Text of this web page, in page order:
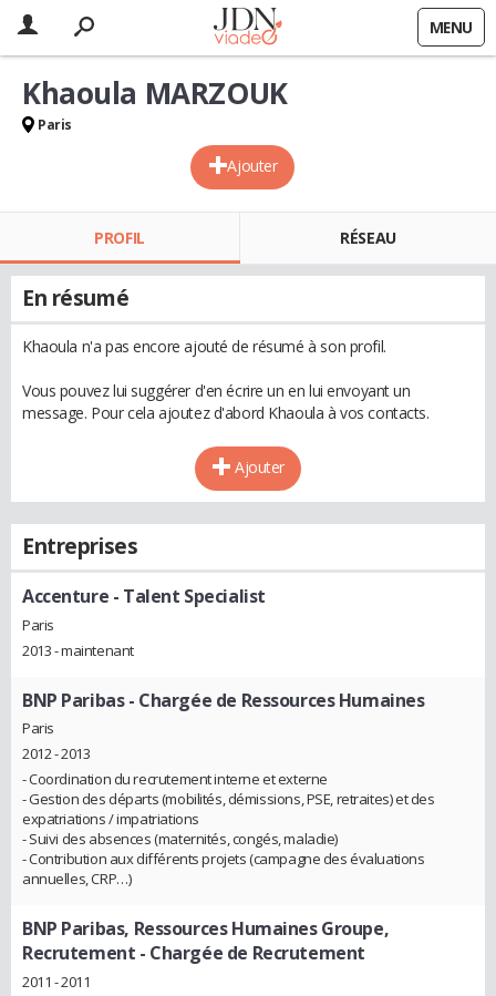
MENU
Ajouter
Khaoula MARZOUK
Paris
PROFIL RÉSEAU
En résumé
Khaoula n'a pas encore ajouté de résumé à son profil.
Vous pouvez lui suggérer d'en écrire un en lui envoyant un
message. Pour cela ajoutez d'abord Khaoula à vos contacts.
Ajouter
Entreprises
Accenture - Talent Specialist
Paris
2013 - maintenant
BNP Paribas- Chargée de Ressources Humaines
Paris
2012 - 2013
- Coordination du recrutement interne et externe
- Gestion des départs (mobilités, démissions, PSE, retraites) et des
expatriations / impatriations
- Suivi des absences (maternités, congés, maladie)
- Contribution aux différents projets (campagne des évaluations
annuelles, CRP…)
BNP Paribas, Ressources Humaines Groupe,
Recrutement - Chargée de Recrutement
2011 - 2011